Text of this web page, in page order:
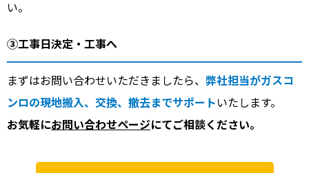
い。
③工事日決定・工事へ
まずはお問い合わせいただきましたら、 弊社担当がガスコ
ンロの現地搬入、交換、撤去までサポート いたします。
お気軽にお問い合わせページにてご相談ください。